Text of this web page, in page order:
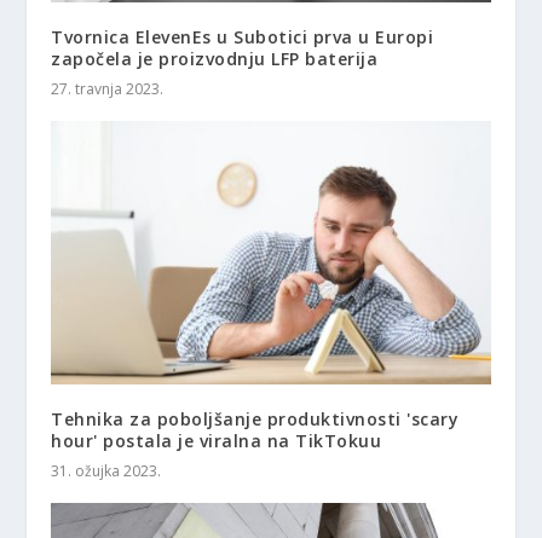
Tvornica ElevenEs u Subotici prva u Europi
započela je proizvodnju LFP baterija
27. travnja 2023.
Tehnika za poboljšanje produktivnosti 'scary
hour' postala je viralna na TikTokuu
31. ožujka 2023.